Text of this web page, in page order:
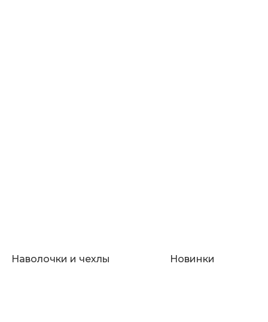
Наволочки и чехлы Новинки